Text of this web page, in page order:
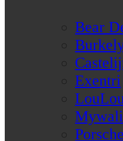
Bear
Exentri